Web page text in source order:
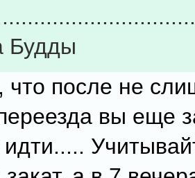
Будды
после не
вы еще